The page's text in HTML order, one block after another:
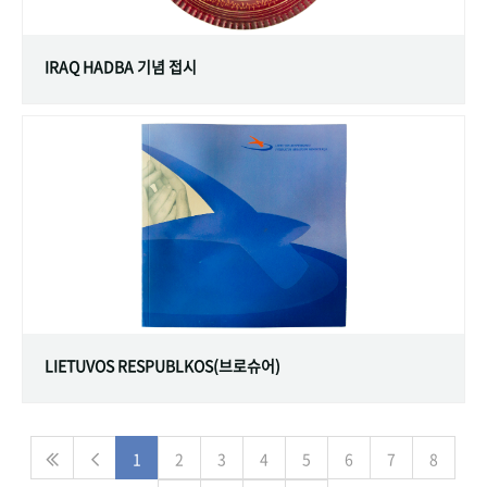
IRAQ HADBA 기념 접시
LIETUVOS RESPUBLKOS(브로슈어)
1 2 3 4 5 6 7 8